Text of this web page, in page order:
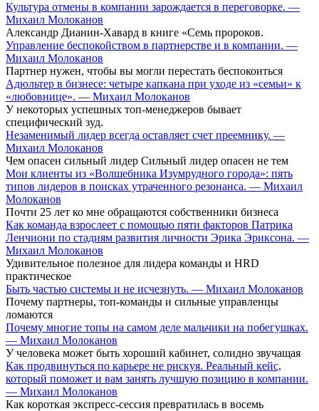
Культура отмены в компании зарождается в переговорке. —
Михаил Молоканов
Александр Дианин-Хавард в книге «Семь пророков.
Управление беспокойством в партнерстве и в компании. —
Михаил Молоканов
Партнер нужен, чтобы вы могли перестать беспокоиться
Адюльтер в бизнесе: четыре капкана при уходе из «семьи» к
«любовнице». — Михаил Молоканов
У некоторых успешных топ-менеджеров бывает
специфический зуд.
Незаменимый лидер всегда оставляет счет преемнику. —
Михаил Молоканов
Чем опасен сильный лидер Сильный лидер опасен не тем
Мои клиенты из «Волшебника Изумрудного города»: пять
типов лидеров в поисках утраченного резонанса. — Михаил
Молоканов
Почти 25 лет ко мне обращаются собственники бизнеса
Как команда взрослеет с помощью пяти факторов Патрика
Ленчиони по стадиям развития личности Эрика Эриксона. —
Михаил Молоканов
Удивительное полезное для лидера команды и HRD
практическое
Быть частью системы и не исчезнуть. — Михаил Молоканов
Почему партнеры, топ-команды и сильные управленцы
ломаются
Почему многие топы на самом деле мальчики на побегушках.
— Михаил Молоканов
У человека может быть хороший кабинет, солидно звучащая
Как продвинуться по карьере не рискуя. Реальный кейс,
который поможет и вам занять лучшую позицию в компании.
— Михаил Молоканов
Как короткая экспресс-сессия превратилась в восемь